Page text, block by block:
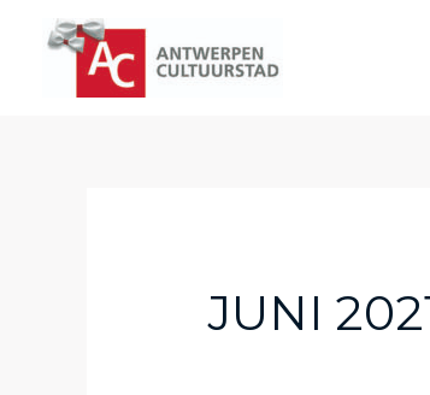
JUNI